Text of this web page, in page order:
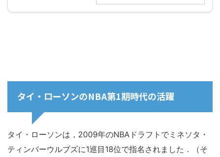
タイ・ローソンのNBA第1期時代の活躍
タイ・ローソンは，2009年のNBAドラフトでミネソタ・
ティンバーウルブズに1巡目18位で指名されました．（そ